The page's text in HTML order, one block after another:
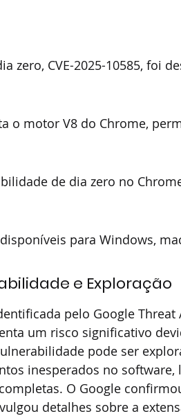
zero, CVE-2025-10585, foi
o motor V8 do Chrome,
de dia zero no
para Windows,
e Exploração
pelo Google Threat
um risco significativo
pode ser
inesperados no software,
O Google
detalhes sobre a